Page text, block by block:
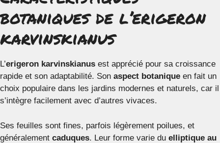
botaniques de l’erigeron
karvinskianus
L’erigeron karvinskianus est apprécié pour sa croissance
rapide et son adaptabilité. Son aspect botanique en fait un
choix populaire dans les jardins modernes et naturels, car il
s’intègre facilement avec d’autres vivaces.
Ses feuilles sont fines, parfois légèrement poilues, et
généralement caduques. Leur forme varie du elliptique au